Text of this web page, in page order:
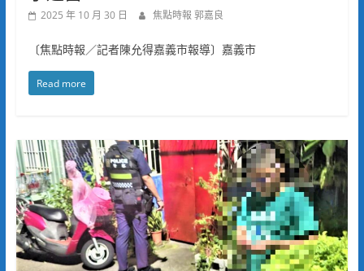
2025 年 10 月 30 日 焦點時報 郭嘉良
〔焦點時報／記者陳允得嘉義市報導〕嘉義市
Read more